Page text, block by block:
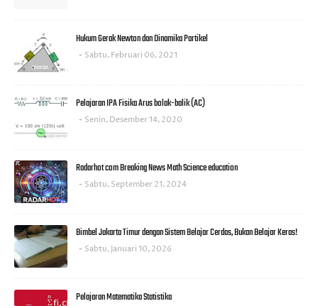
Hukum Gerak Newton dan Dinamika Partikel
Sabtu, Februari 06, 2021
Pelajaran IPA Fisika Arus bolak-balik (AC)
Senin, Desember 14, 2020
Radarhot com Breaking News Math Science education
Sabtu, September 21, 2024
Bimbel Jakarta Timur dengan Sistem Belajar Cerdas, Bukan Belajar Keras!
Sabtu, Januari 10, 2026
Pelajaran Matematika Statistika